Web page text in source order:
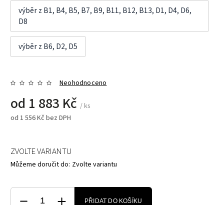
výběr z B1, B4, B5, B7, B9, B11, B12, B13, D1, D4, D6,
D8
výběr z B6, D2, D5
Neohodnoceno
od 1 883 Kč / ks
od 1 556 Kč bez DPH
ZVOLTE VARIANTU
Můžeme doručit do: Zvolte variantu
PŘIDAT DO KOŠÍKU